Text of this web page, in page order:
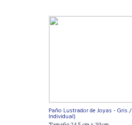
Paño Lustrador de Joyas - Gris
Individual)